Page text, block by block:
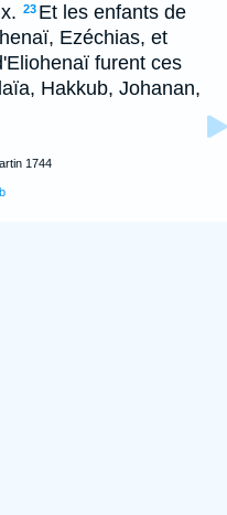
23 Et les enfants de
Ezéchias, et
furent ces
Hakkub, Johanan,
1744